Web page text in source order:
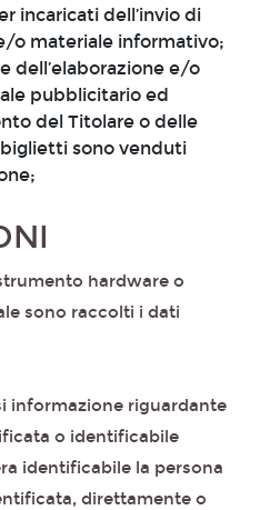
incaricati dell’invio di
o materiale informativo;
dell’elaborazione e/o
pubblicitario ed
del Titolare o delle
sono venduti
hardware o
sono raccolti i dati
informazione riguardante
o identificabile
identificabile la persona
direttamente o